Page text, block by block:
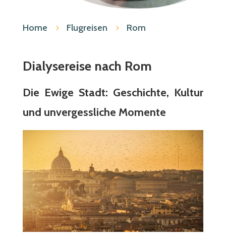
Home 5 Flugreisen 5 Rom
Dialysereise nach Rom
Die Ewige Stadt: Geschichte, Kultur
und unvergessliche Momente